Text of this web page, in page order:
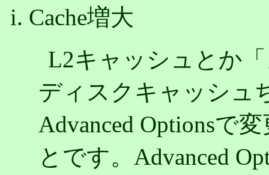
Cache増大
L2キャッシュとか
ディスクキャッシュ
Advanced Optionsで
とです。Advanced